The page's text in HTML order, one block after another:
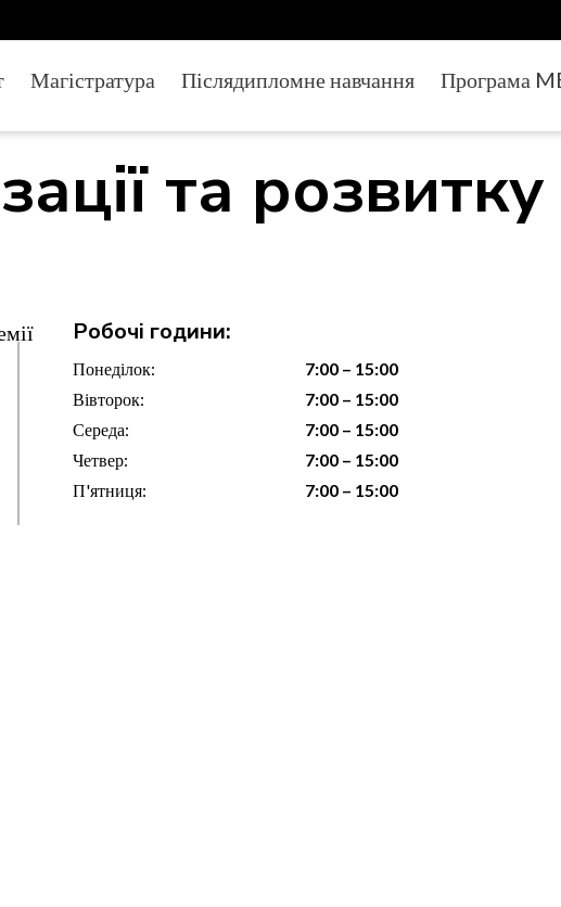
Магістратура Післядипломне навчання Програма
та розвитку
Робочі години:
Понеділок:
7:00 – 15:00
Вівторок:
7:00 – 15:00
Середа:
7:00 – 15:00
Четвер:
7:00 – 15:00
П'ятниця:
7:00 – 15:00